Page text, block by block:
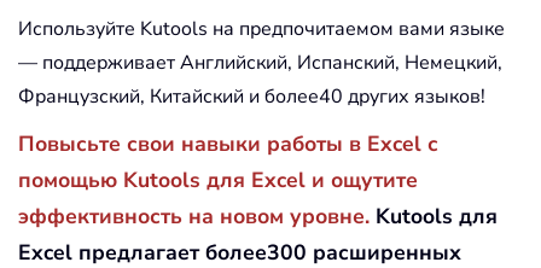
Используйте Kutools на предпочитаемом вами языке
— поддерживает Английский, Испанский, Немецкий,
Французский, Китайский и более40 других языков!
Повысьте свои навыки работы в Excel с
помощью Kutools для Excel и ощутите
эффективность на новом уровне. Kutools для
Excel предлагает более300 расширенных